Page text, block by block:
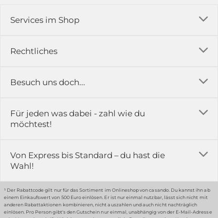
Rechtliches
Impressum
Rückgabe & Reklamation
Widerrufsrecht
Datenschutz-Einstellung
Erklärung zur Barrierefreiheit
Services im Shop
Versandkosten
Erfahrungsberichte & Bewertungen
Kontakt
Karriere
Gewerbekunden
Grounding Page
Besuch uns doch...
in der Ausstellung...
51789 Lindlar
Hinweis:
… oder in unserem Fachmarkt
Für jeden was dabei - zahl wie du
möchtest!
Von Express bis Standard – du hast die
Wahl!
¹ Der Rabattcode gilt nur für das Sortiment im Onlineshop von casando. Du kannst ihn ab
einem Einkaufswert von 500 Euro einlösen. Er ist nur einmal nutzbar, lässt sich nicht mit
anderen Rabattaktionen kombinieren, nicht auszahlen und auch nicht nachträglich
einlösen. Pro Person gibt's den Gutschein nur einmal, unabhängig von der E-Mail-Adresse